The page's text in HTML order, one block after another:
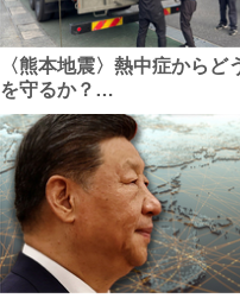
〈熊本地震〉熱中症からど
を守るか？…